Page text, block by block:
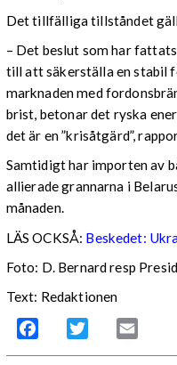
Det tillfälliga tillståndet
– Det beslut som har
till att säkerställa en stabil
marknaden med
brist, betonar det ryska
det är en ”krisåtgärd”,
Samtidigt har importen av
allierade grannarna i
månaden.
LÄS OCKSÅ: Beskedet:
Foto: D. Bernard resp
Text: Redaktionen
Facebook Twitter